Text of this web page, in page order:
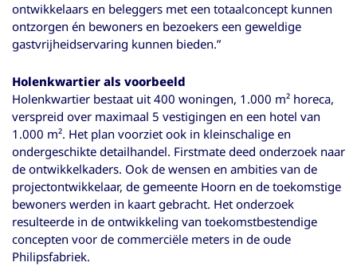
ontwikkelaars en beleggers met een totaalconcept kunnen
ontzorgen én bewoners en bezoekers een geweldige
gastvrijheidservaring kunnen bieden.”
Holenkwartier als voorbeeld
Holenkwartier bestaat uit 400 woningen, 1.000 m² horeca,
verspreid over maximaal 5 vestigingen en een hotel van
1.000 m². Het plan voorziet ook in kleinschalige en
ondergeschikte detailhandel. Firstmate deed onderzoek naar
de ontwikkelkaders. Ook de wensen en ambities van de
projectontwikkelaar, de gemeente Hoorn en de toekomstige
bewoners werden in kaart gebracht. Het onderzoek
resulteerde in de ontwikkeling van toekomstbestendige
concepten voor de commerciële meters in de oude
Philipsfabriek.